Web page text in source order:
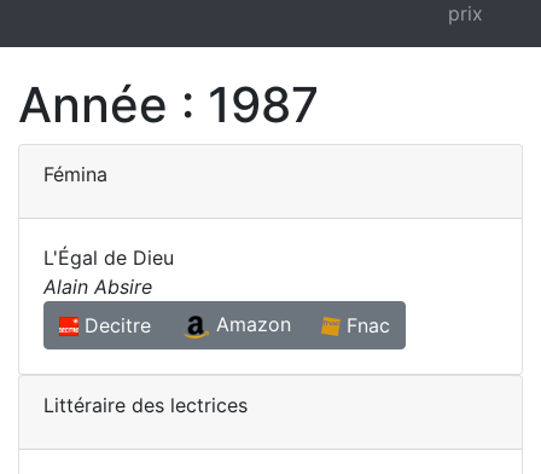
prix
Année : 1987
Fémina
L'Égal de Dieu
Alain Absire
Decitre
Amazon Fnac
Littéraire des lectrices